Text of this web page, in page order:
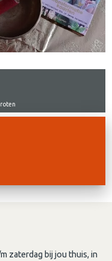
zaterdag bij jou thuis, in